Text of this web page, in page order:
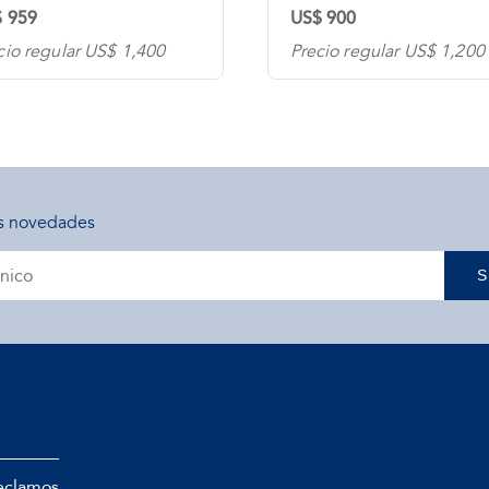
959
regular US$ 1,400
US$ 900
Precio regular US$ 1,200
novedades